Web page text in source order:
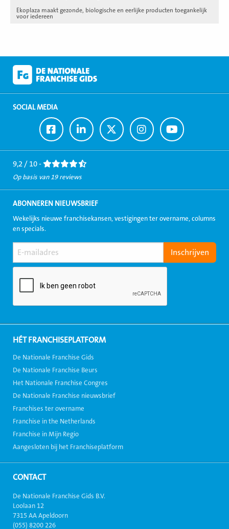
Ekoplaza maakt gezonde, biologische en eerlijke producten toegankelijk
voor iedereen
SOCIAL MEDIA
Ga
naar
Facebook
Ga
naar
LinkedIn
Ga
naar
Twitter
Ga
naar
Instagram
Ga
naar
Youtube
9,2 / 10 -
Op basis van 19 reviews
ABONNEREN NIEUWSBRIEF
Wekelijks nieuwe franchisekansen, vestigingen ter overname, columns
en specials.
HÉT FRANCHISEPLATFORM
De Nationale Franchise Gids
De Nationale Franchise Beurs
Het Nationale Franchise Congres
De Nationale Franchise nieuwsbrief
Franchises ter overname
Franchise in the Netherlands
Franchise in Mijn Regio
Aangesloten bij het Franchiseplatform
CONTACT
De Nationale Franchise Gids B.V.
Loolaan 12
7315 AA Apeldoorn
(055) 8200 226